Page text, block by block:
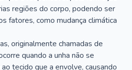
regiões do corpo, podendo ser
fatores, como mudança climática
originalmente chamadas de
quando a unha não se
tecido que a envolve, causando